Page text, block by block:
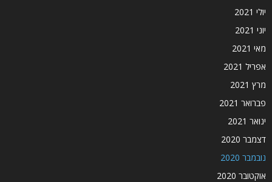
יולי 2021
יוני 2021
מאי 2021
אפריל 2021
מרץ 2021
פברואר 2021
ינואר 2021
דצמבר 2020
נובמבר 2020
אוקטובר 2020